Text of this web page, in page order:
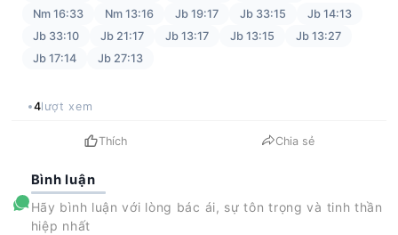
Nm 16:33
Nm 13:16 Jb 19:17 Jb 33:15
Jb 14:13
Jb 33:10
Jb 21:17 Jb 13:17 Jb 13:15
Jb 13:27
Jb 17:14
Jb 27:13
4lượt xem
Thích Chia sẻ
Bình luận
Hãy bình luận với lòng bác ái, sự tôn trọng và tinh thần
hiệp nhất